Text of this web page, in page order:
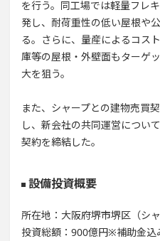
を行う。同工場では軽量フレ
発し、耐荷重性の低い屋根や
る。さらに、量産によるコス
庫等の屋根・外壁面もターゲ
大を狙う。
また、シャープとの建物売買
し、新会社の共同運営につい
契約を締結した。
設備投資概要
所在地：大阪府堺市堺区（シャ
投資総額：900億円※補助金